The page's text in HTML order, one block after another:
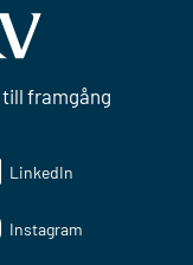
framgång
LinkedIn
Instagram